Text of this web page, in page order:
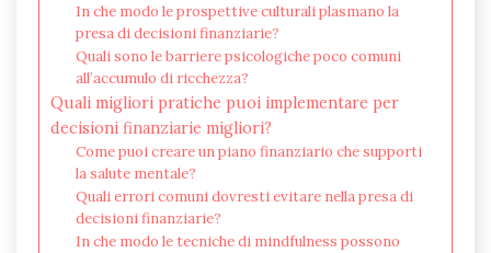
In che modo le prospettive culturali plasmano la
presa di decisioni finanziarie?
Quali sono le barriere psicologiche poco comuni
all’accumulo di ricchezza?
Quali migliori pratiche puoi implementare per
decisioni finanziarie migliori?
Come puoi creare un piano finanziario che supporti
la salute mentale?
Quali errori comuni dovresti evitare nella presa di
decisioni finanziarie?
In che modo le tecniche di mindfulness possono